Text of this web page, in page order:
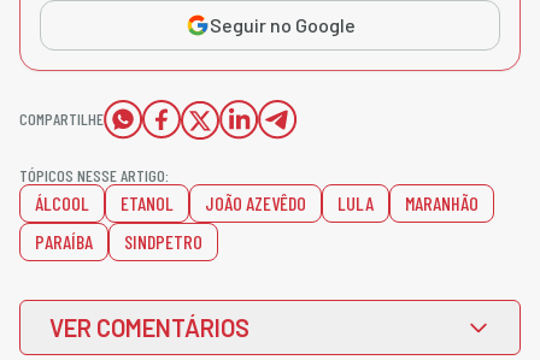
Seguir no Google
COMPARTILHE
TÓPICOS NESSE ARTIGO:
ÁLCOOL ETANOL JOÃO AZEVÊDO LULA
MARANHÃO
PARAÍBA
SINDPETRO
VER COMENTÁRIOS